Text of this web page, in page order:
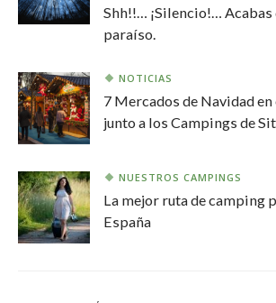
Shh!!… ¡Silencio!… Acabas
paraíso.
NOTICIAS
7 Mercados de Navidad
junto a los Campings de
NUESTROS CAMPINGS
La mejor ruta de camping
España